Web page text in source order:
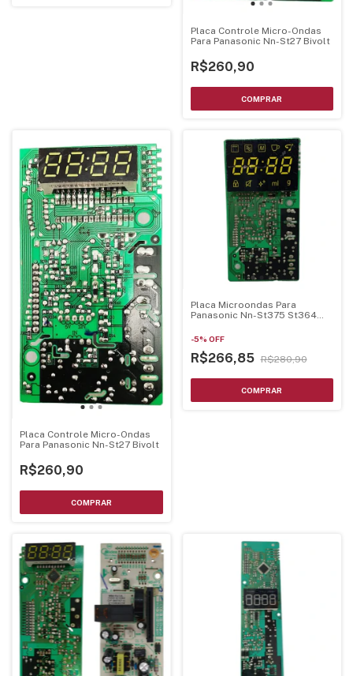
Placa Controle Micro-Ondas
Para Panasonic Nn-St27 Bivolt
R$260,90
Placa Controle Micro-Ondas
Para Panasonic Nn-St27 Bivolt
R$260,90
Placa Microondas Para
Panasonic Nn-St375 St364
-5% OFF
R$266,85 R$280,90